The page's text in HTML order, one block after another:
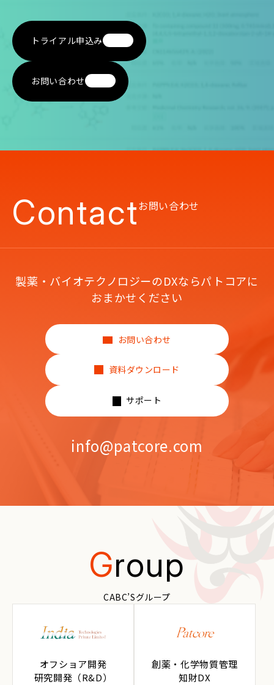
トライアル申込み
お問い合わせ
Contactお問い合わせ
製薬・バイオテクノロジーのDXならパトコアに
おまかせください
お問い合わせ
資料ダウンロード
サポート
info@patcore.com
Group
CABC’Sグループ
オフショア開発
研究開発（R&D）
創薬・化学物質管理
知財DX